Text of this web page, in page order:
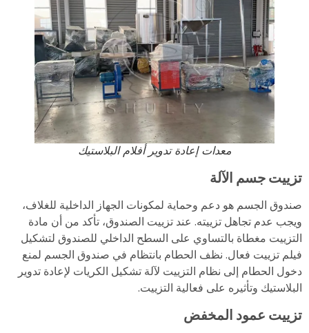
معدات إعادة تدوير أفلام البلاستيك
تزييت جسم الآلة
صندوق الجسم هو دعم وحماية لمكونات الجهاز الداخلية للغلاف،
ويجب عدم تجاهل تزييته. عند تزييت الصندوق، تأكد من أن مادة
التزييت مغطاة بالتساوي على السطح الداخلي للصندوق لتشكيل
فيلم تزييت فعال. نظف الحطام بانتظام في صندوق الجسم لمنع
دخول الحطام إلى نظام التزييت لآلة تشكيل الكريات لإعادة تدوير
البلاستيك وتأثيره على فعالية التزييت.
تزييت عمود المخفض